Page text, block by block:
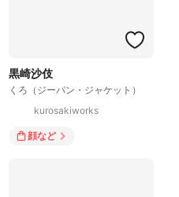
黒崎沙伎
くろ（ジーパン・ジャケット）
kurosakiworks
顔など